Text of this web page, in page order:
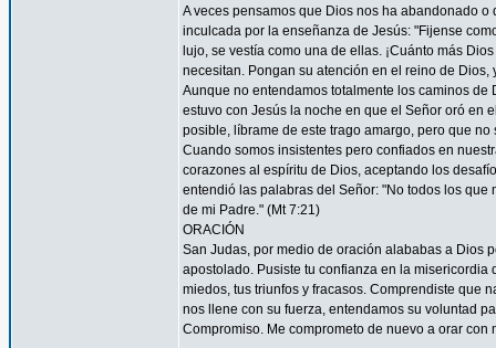
A veces pensamos que Dios nos ha abandonado
inculcada por la enseñanza de Jesús: "Fijense
lujo, se vestía como una de ellas. ¡Cuánto más
necesitan. Pongan su atención en el reino de
Aunque no entendamos totalmente los caminos
estuvo con Jesús la noche en que el Señor oró en
posible, líbrame de este trago amargo, pero que
Cuando somos insistentes pero confiados en
corazones al espíritu de Dios, aceptando los
entendió las palabras del Señor: "No todos los
de mi Padre." (Mt 7:21)
ORACIÓN
San Judas, por medio de oración alababas a Dios
apostolado. Pusiste tu confianza en la
miedos, tus triunfos y fracasos. Comprendiste que
nos llene con su fuerza, entendamos su voluntad
Compromiso. Me comprometo de nuevo a orar